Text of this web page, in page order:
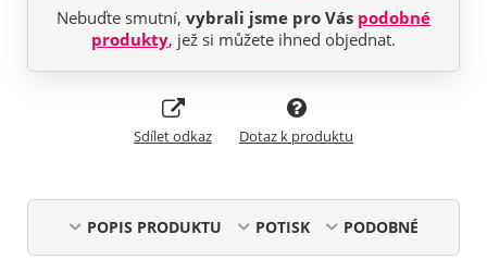
Nebuďte smutní, vybrali jsme pro Vás podobné
produkty, jež si můžete ihned objednat.
Sdílet odkaz Dotaz k produktu
POPIS PRODUKTU POTISK PODOBNÉ